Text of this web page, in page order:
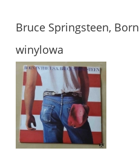
Bruce Springsteen,
winylowa